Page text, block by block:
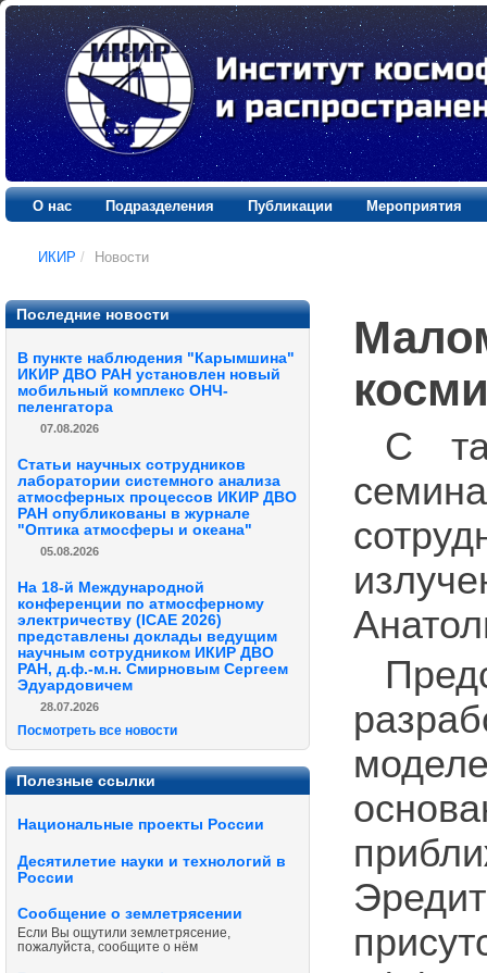
О нас Подразделения Публикации Мероприятия
ИКИР / Новости
Последние новости
В пункте наблюдения "Карымшина"
ИКИР ДВО РАН установлен новый
мобильный комплекс ОНЧ-
пеленгатора
07.08.2026
Статьи научных сотрудников
лаборатории системного анализа
атмосферных процессов ИКИР ДВО
РАН опубликованы в журнале
"Оптика атмосферы и океана"
05.08.2026
На 18-й Международной
конференции по атмосферному
электричеству (ICAE 2026)
представлены доклады ведущим
научным сотрудником ИКИР ДВО
РАН, д.ф.-м.н. Смирновым Сергеем
Эдуардовичем
28.07.2026
Посмотреть все новости
Полезные ссылки
Национальные проекты России
Десятилетие науки и технологий в
России
Сообщение о землетрясении
Если Вы ощутили землетрясение,
пожалуйста, сообщите о нём
С